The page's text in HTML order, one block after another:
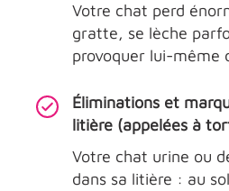
Votre chat perd
gratte, se lèche
provoquer lui-même
Éliminations et
litière (appelées à
Votre chat urine ou
dans sa litière : au